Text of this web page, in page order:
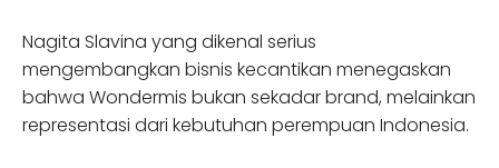
Nagita Slavina yang dikenal serius
mengembangkan bisnis kecantikan menegaskan
bahwa Wondermis bukan sekadar brand, melainkan
representasi dari kebutuhan perempuan Indonesia.